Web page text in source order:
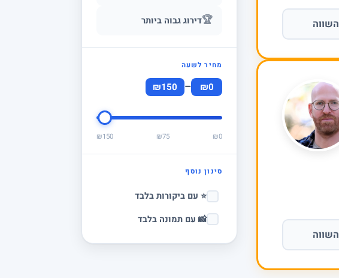
🏆דירוג גבוה ביותר
מחיר לשעה
₪0
–
₪150
₪0
₪75
₪150
סינון נוסף
⭐ עם ביקורות בלבד
📸 עם תמונה בלבד
השווה
השווה